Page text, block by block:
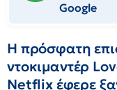
Google
Η πρόσφατη
ντοκιμαντέρ
Netflix έφερε